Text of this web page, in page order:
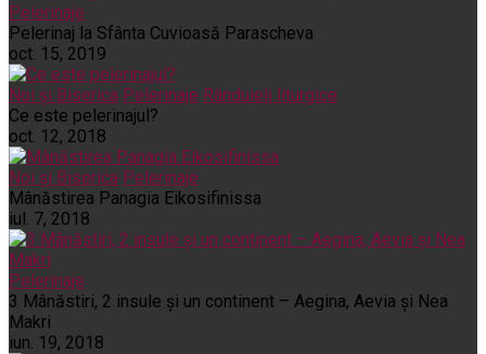
Pelerinaje
Pelerinaj la Sfânta Cuvioasă Parascheva
oct. 15, 2019
Noi și Biserica Pelerinaje Rânduieli liturgice
Ce este pelerinajul?
oct. 12, 2018
Noi și Biserica Pelerinaje
Mânăstirea Panagia Eikosifinissa
iul. 7, 2018
Pelerinaje
3 Mânăstiri, 2 insule și un continent – Aegina, Aevia și Nea
Makri
iun. 19, 2018